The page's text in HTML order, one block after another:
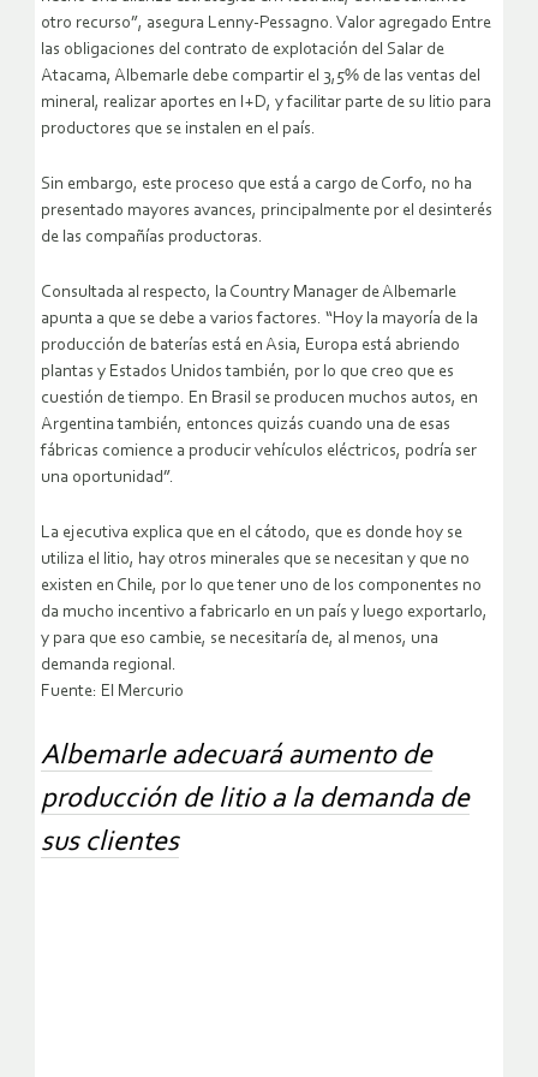
otro recurso”, asegura Lenny-Pessagno. Valor agregado Entre
las obligaciones del contrato de explotación del Salar de
Atacama, Albemarle debe compartir el 3,5% de las ventas del
mineral, realizar aportes en I+D, y facilitar parte de su litio para
productores que se instalen en el país.
Sin embargo, este proceso que está a cargo de Corfo, no ha
presentado mayores avances, principalmente por el desinterés
de las compañías productoras.
Consultada al respecto, la Country Manager de Albemarle
apunta a que se debe a varios factores. “Hoy la mayoría de la
producción de baterías está en Asia, Europa está abriendo
plantas y Estados Unidos también, por lo que creo que es
cuestión de tiempo. En Brasil se producen muchos autos, en
Argentina también, entonces quizás cuando una de esas
fábricas comience a producir vehículos eléctricos, podría ser
una oportunidad”.
La ejecutiva explica que en el cátodo, que es donde hoy se
utiliza el litio, hay otros minerales que se necesitan y que no
existen en Chile, por lo que tener uno de los componentes no
da mucho incentivo a fabricarlo en un país y luego exportarlo,
y para que eso cambie, se necesitaría de, al menos, una
demanda regional.
Fuente: El Mercurio
Albemarle adecuará aumento de
producción de litio a la demanda de
sus clientes